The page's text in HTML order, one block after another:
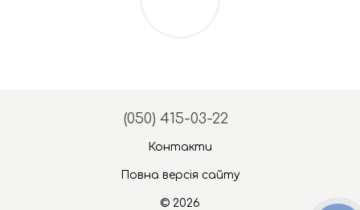
(050) 415-03-22
Контакти
Повна версія сайту
© 2026